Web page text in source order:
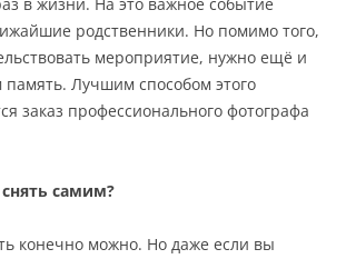
родственники. Но помимо того,
мероприятие, нужно ещё и
память. Лучшим способом этого
заказ профессионального фотографа
самим?
конечно можно. Но даже если вы